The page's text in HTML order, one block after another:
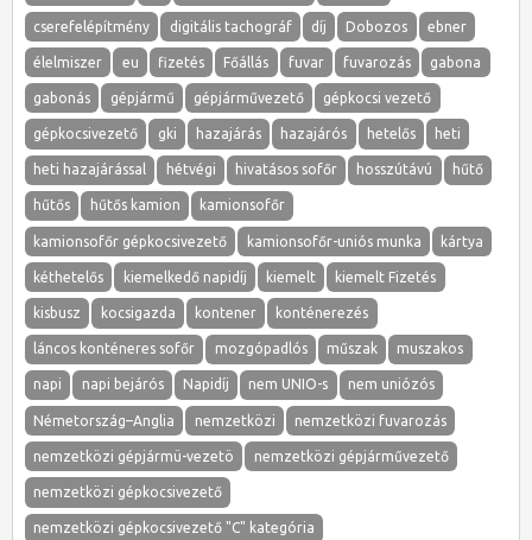
cserefelépítmény digitális tachográf díj Dobozos ebner
élelmiszer eu fizetés Főállás fuvar fuvarozás gabona
gabonás gépjármű gépjárművezető gépkocsi vezető
gépkocsivezető gki hazajárás hazajárós hetelős heti
heti hazajárással hétvégi hivatásos sofőr hosszútávú hűtő
hűtős hűtős kamion kamionsofőr
kamionsofőr gépkocsivezető kamionsofőr-uniós munka kártya
kéthetelős kiemelkedő napidíj kiemelt kiemelt Fizetés
kisbusz kocsigazda kontener konténerezés
láncos konténeres sofőr mozgópadlós műszak muszakos
napi napi bejárós Napidíj nem UNIO-s nem uniózós
Németország–Anglia nemzetközi nemzetközi fuvarozás
nemzetközi gépjármü-vezetö nemzetközi gépjárművezető
nemzetközi gépkocsivezető
nemzetközi gépkocsivezető "C" kategória